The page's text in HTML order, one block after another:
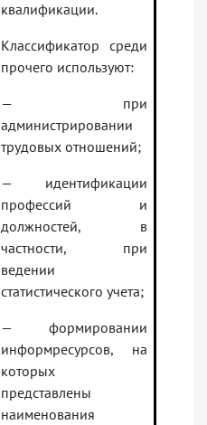
квалификации.
Классификатор среди
прочего используют:
— при
администрировании
трудовых отношений;
— идентификации
профессий и
должностей, в
частности, при
ведении
статистического учета;
— формировании
информресурсов, на
которых
представлены
наименования